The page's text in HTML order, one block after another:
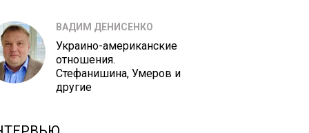
ВАДИМ ДЕНИСЕНКО
Украино-американские
отношения.
Стефанишина, Умеров и
другие